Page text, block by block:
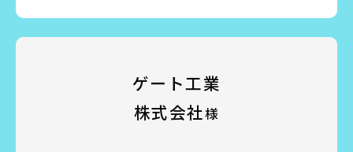
ゲート工業
株式会社様